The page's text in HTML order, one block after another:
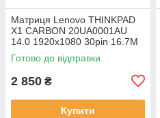
Матриця Lenovo THINKPAD
X1 CARBON 20UA0001AU
14.0 1920x1080 30pin 16.7M
45% NTSC 300 cd/m² для
ноутбука
Готово до відправки
2 850 ₴
Купити